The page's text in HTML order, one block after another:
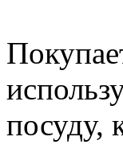
посуду,